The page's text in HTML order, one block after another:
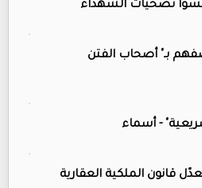
ينسوا تضحيات الشهداء
بـ" أصحاب الفتن
- أسماء
قانون الملكية العقارية